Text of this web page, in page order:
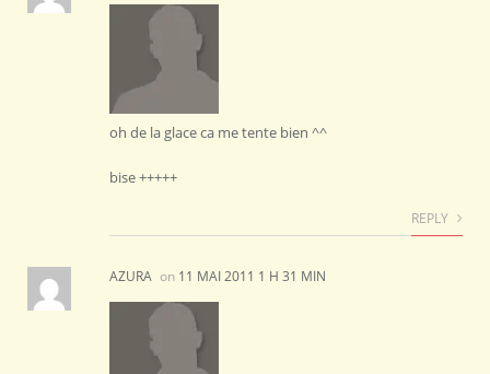
oh de la glace ca me tente bien ^^
bise +++++
REPLY
AZURA on 11 MAI 2011 1 H 31 MIN